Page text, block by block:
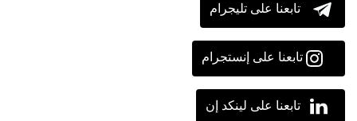
تابعنا على تليجرام
تابعنا على إنستجرام
تابعنا على لينكد إن